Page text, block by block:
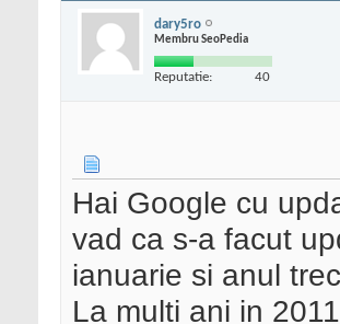
dary5ro
Membru SeoPedia
Reputatie: 40
Hai Google cu
vad ca s-a facut
ianuarie si anul
La multi ani in